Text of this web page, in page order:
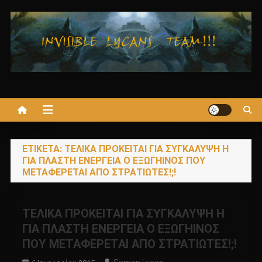
στο
περιεχόμενο
ΕΤΙΚΈΤΑ: ΤΕΛΙΚΑ ΠΡΟΚΕΙΤΑΙ ΓΙΑ ΣΥΓΚΑΛΥΨΗ Η
ΓΙΑ ΠΛΑΣΤΗ ΕΝΕΡΓΕΙΑ Ο ΕΞΩΓΗΙΝΟΣ ΠΟΥ
ΜΕΤΑΦΕΡΕΤΑΙ ΑΠΟ ΣΤΡΑΤΙΩΤΕΣ!;!
ΤΕΛΙΚΑ ΠΡΟΚΕΙΤΑΙ ΓΙΑ ΣΥΓΚΑΛΥΨΗ Η
ΓΙΑ ΠΛΑΣΤΗ ΕΝΕΡΓΕΙΑ Ο ΕΞΩΓΗΙΝΟΣ
ΠΟΥ ΜΕΤΑΦΕΡΕΤΑΙ ΑΠΟ ΣΤΡΑΤΙΩΤΕΣ!;!